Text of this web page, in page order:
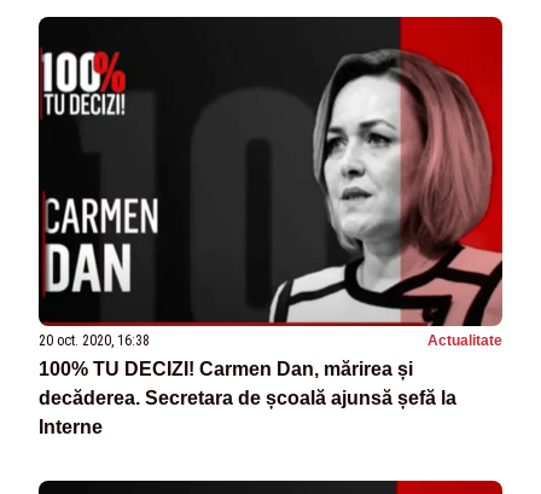
20 oct. 2020, 16:38 Actualitate
100% TU DECIZI! Carmen Dan, mărirea și
decăderea. Secretara de școală ajunsă șefă la
Interne